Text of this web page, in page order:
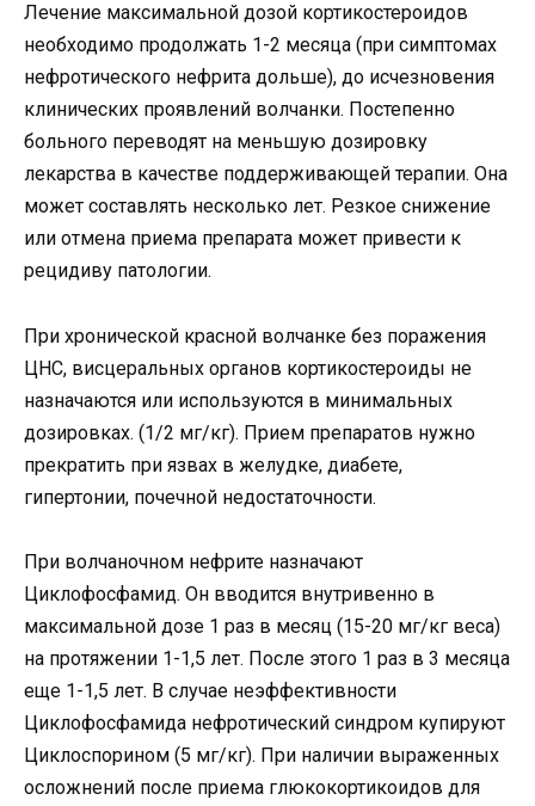
Лечение максимальной дозой кортикостероидов
необходимо продолжать 1-2 месяца (при симптомах
нефротического нефрита дольше), до исчезновения
клинических проявлений волчанки. Постепенно
больного переводят на меньшую дозировку
лекарства в качестве поддерживающей терапии. Она
может составлять несколько лет. Резкое снижение
или отмена приема препарата может привести к
рецидиву патологии.
При хронической красной волчанке без поражения
ЦНС, висцеральных органов кортикостероиды не
назначаются или используются в минимальных
дозировках. (1/2 мг/кг). Прием препаратов нужно
прекратить при язвах в желудке, диабете,
гипертонии, почечной недостаточности.
При волчаночном нефрите назначают
Циклофосфамид. Он вводится внутривенно в
максимальной дозе 1 раз в месяц (15-20 мг/кг веса)
на протяжении 1-1,5 лет. После этого 1 раз в 3 месяца
еще 1-1,5 лет. В случае неэффективности
Циклофосфамида нефротический синдром купируют
Циклоспорином (5 мг/кг). При наличии выраженных
осложнений после приема глюкокортикоидов для